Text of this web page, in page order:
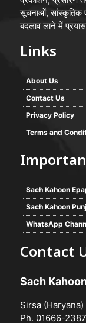
सूचनाओं, सांस्कृतिक
बदलाव लाने में
Links
About Us
Contact Us
Privacy Policy
Terms and
Sach Kahoon
Sach Kahoon
WhatsApp
Contact
Sach
Sirsa
Ph. 01666-